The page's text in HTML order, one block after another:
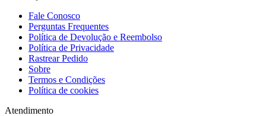
Fale Conosco
Perguntas Frequentes
Política de Devolução e Reembolso
Política de Privacidade
Rastrear Pedido
Sobre
Termos e Condições
Política de cookies
Atendimento